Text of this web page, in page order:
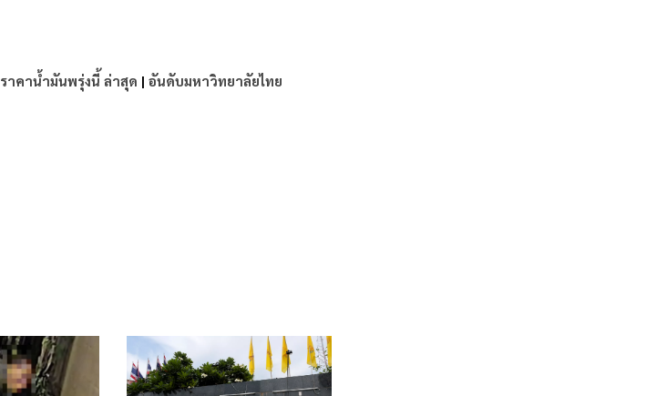
ราคาน้ำมันพรุ่งนี้ ล่าสุด | อันดับมหาวิทยาลัยไทย